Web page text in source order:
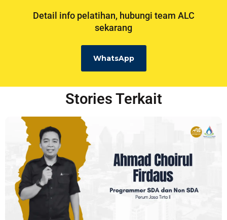
Detail info pelatihan, hubungi team ALC
sekarang
WhatsApp
Stories Terkait